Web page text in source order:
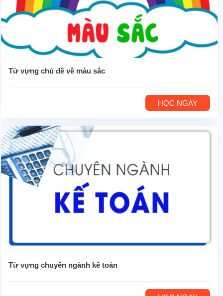
Từ vựng chủ đề về màu sắc
HỌC NGAY
Từ vựng chuyên ngành kế toán